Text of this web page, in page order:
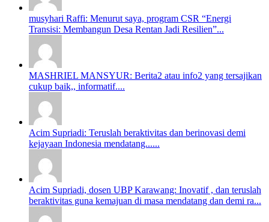
musyhari Raffi: Menurut saya, program CSR “Energi
Transisi: Membangun Desa Rentan Jadi Resilien”...
MASHRIEL MANSYUR: Berita2 atau info2 yang tersajikan
cukup baik,, informatif....
Acim Supriadi: Teruslah beraktivitas dan berinovasi demi
kejayaan Indonesia mendatang......
Acim Supriadi, dosen UBP Karawang: Inovatif , dan teruslah
beraktivitas guna kemajuan di masa mendatang dan demi ra...